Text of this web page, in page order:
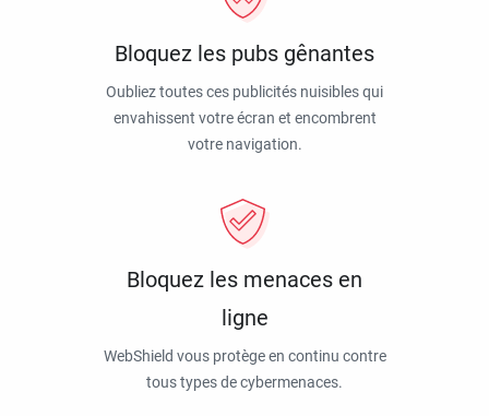
Bloquez les pubs gênantes
Oubliez toutes ces publicités nuisibles qui
envahissent votre écran et encombrent
votre navigation.
Bloquez les menaces en
ligne
WebShield vous protège en continu contre
tous types de cybermenaces.